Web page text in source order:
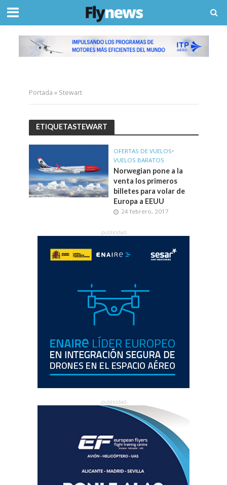
Portada » Stewart
ETIQUETASTEWART
OFERTAS DE VUELOS•
VUELOS BARATOS
Norwegian pone a la
venta los primeros
billetes para volar de
Europa a EEUU
24 febrero, 2017